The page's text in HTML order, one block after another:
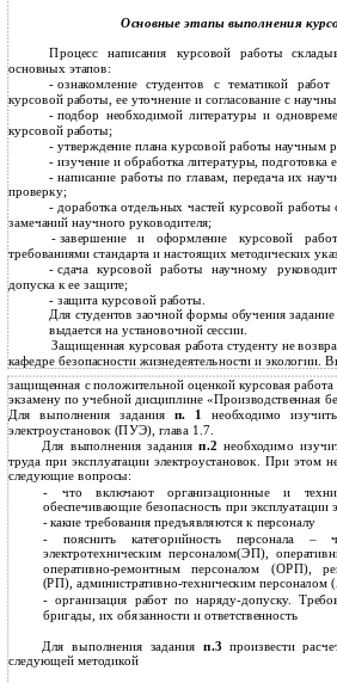
Основные этапы выполнения
Процесс написания курсовой работы
основных этапов:
- ознакомление студентов с тематикой
курсовой работы, ее уточнение и согласование с
- подбор необходимой литературы и
курсовой работы;
- утверждение плана курсовой работы научным
- изучение и обработка литературы, подготовка
- написание работы по главам, передача их
проверку;
- доработка отдельных частей курсовой работы
замечаний научного руководителя;
- завершение и оформление курсовой
требованиями стандарта и настоящих методических
- сдача курсовой работы научному
допуска к ее защите;
- защита курсовой работы.
Для студентов заочной формы обучения
выдается на установочной сессии.
Защищенная курсовая работа студенту не
кафедре безопасности жизнедеятельности и экологии.
защищенная с положительной оценкой курсовая работа
экзамену по учебной дисциплине «Производственная
Для выполнения задания п. 1необходимо
электроустановок (ПУЭ), глава 1.7.
Для выполнения заданияп.2необходимо
труда при эксплуатации электроустановок. При этом
следующие вопросы:
-
что включают организационные и
обеспечивающие безопасность при эксплуатации
- какие требования предъявляются к персоналу
-
пояснить категорийность персонала –
электротехническим персоналом(ЭП),
оперативно-ремонтным персоналом (ОРП),
(РП), административно-техническим персоналом
- организация работ понаряду-допуску.
бригады, их обязанности и ответственность
Для выполнения задания п.3произвести
следующей методикой